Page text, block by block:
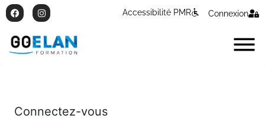
Accessibilité PMR Connexion
Connectez-vous